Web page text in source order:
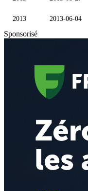
2013 2013-06-04
Sponsorisé